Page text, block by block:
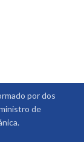
por dos
de